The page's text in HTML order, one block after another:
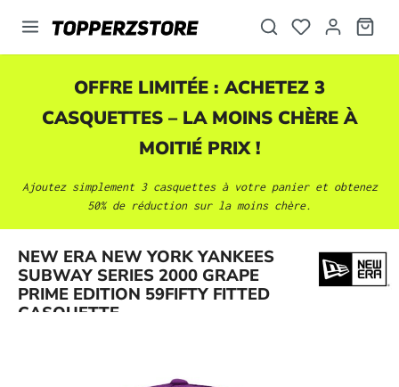
principal
OFFRE LIMITÉE : ACHETEZ 3
CASQUETTES – LA MOINS CHÈRE À
MOITIÉ PRIX !
Ajoutez simplement 3 casquettesà votre panier et obtenez
50% de réduction sur la moins chère.
NEW ERA NEW YORK YANKEES
SUBWAY SERIES 2000 GRAPE
PRIME EDITION 59FIFTY FITTED
CASQUETTE
Ignorer la galerie d'images